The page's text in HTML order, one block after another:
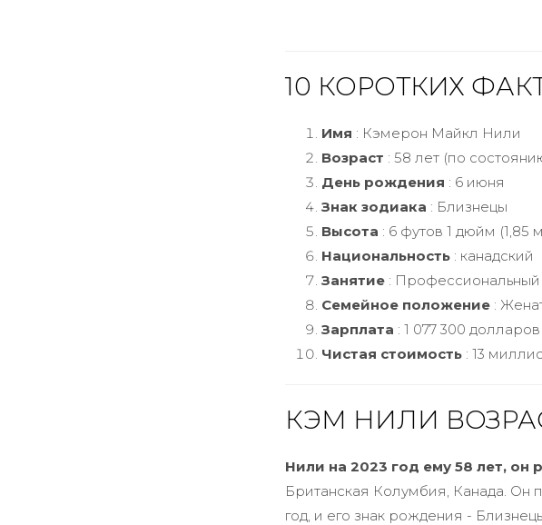
10 КОРОТКИХ
Имя : Кэмерон Майкл Нили
Возраст : 58 лет (по
День рождения : 6 июня
Знак зодиака : Близнецы
Высота : 6 футов 1 дюйм (1,85
Национальность: канадский
Занятие:
Семейное положение:
Зарплата : 1 077 300
Чистая стоимость: 13
КЭМ НИЛИ
Нили на 2023 год ему 58 лет, он
Британская Колумбия, Канада. Он
год, и его знак рождения -